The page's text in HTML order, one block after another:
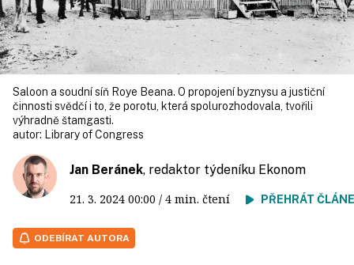
Saloon a soudní síň Roye Beana. O propojení byznysu a justiční
činnosti svědčí i to, že porotu, která spolurozhodovala, tvořili
výhradně štamgasti.
autor:
Library of Congress
Jan Beránek, redaktor týdeníku Ekonom
21. 3. 2024 00:00 / 4 min. čtení PŘEHRÁT
ODEBÍRAT AUTORA